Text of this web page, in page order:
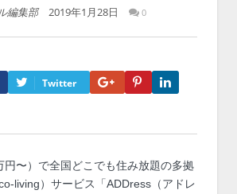
編集部 2019年1月28日 0
Twitter Google+Pinterest
円〜）で全国どこでも住み放題の多拠
living）サービス「ADDress（アドレ